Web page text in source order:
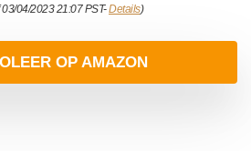
04/2023 21:07 PST-Details)
OP AMAZON